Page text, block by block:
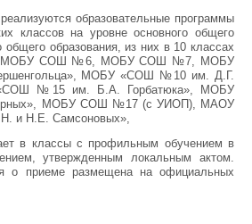
образовательные программы
классов на уровне основного общего
общего образования, из них в 10 классах
МОБУ СОШ №6, МОБУ СОШ №7, МОБУ
МОБУ «СОШ №10 им. Д.Г.
№15 им. Б.А. Горбатюка», МОБУ
МОБУ СОШ №17 (с УИОП), МАОУ
и Н.Е. Самсоновых»,
в классы с профильным обучением в
утвержденным локальным актом.
о приеме размещена на официальных